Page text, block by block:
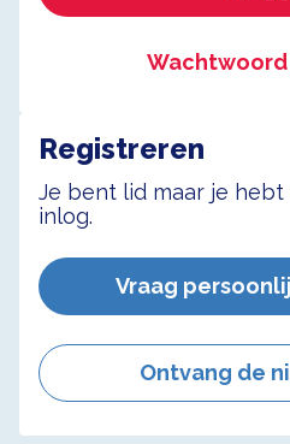
Registreren
Je bent lid maar je
inlog.
Vraag
Ontvang de